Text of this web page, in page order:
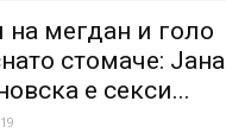
на мегдан и голо
стомаче: Јана
е секси...